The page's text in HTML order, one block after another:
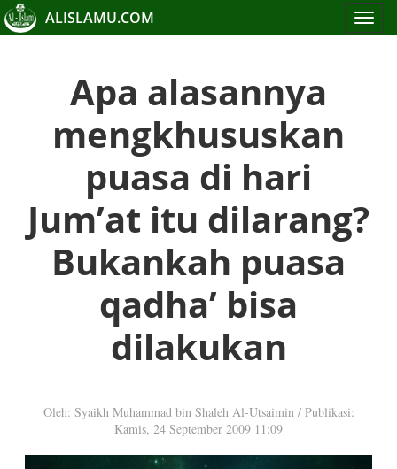
Toggle
ALISLAMU.COM
Apa alasannya
mengkhususkan
puasa di hari
Jum’at itu dilarang?
Bukankah puasa
qadha’ bisa
dilakukan
Oleh: Syaikh Muhammad bin Shaleh Al-Utsaimin / Publikasi:
Kamis, 24 September 2009 11:09